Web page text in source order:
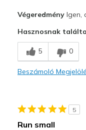
Breathe Well
Comfortable
Legjobb használat
VégeredményIgen,
Hasznosnak
5 0
Beszámoló
5
Run small